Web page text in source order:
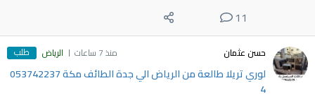
11
حسن عثمان منذ 7 ساعات الرياض طلب
لوري تريلا طالعة من الرياض الي جدة الطائف مكة 053742237
4